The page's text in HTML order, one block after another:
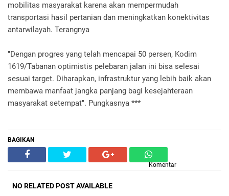
mobilitas masyarakat karena akan mempermudah
transportasi hasil pertanian dan meningkatkan konektivitas
antarwilayah. Terangnya
"Dengan progres yang telah mencapai 50 persen, Kodim
1619/Tabanan optimistis pelebaran jalan ini bisa selesai
sesuai target. Diharapkan, infrastruktur yang lebih baik akan
membawa manfaat jangka panjang bagi kesejahteraan
masyarakat setempat". Pungkasnya ***
BAGIKAN
Komentar
NO RELATED POST AVAILABLE